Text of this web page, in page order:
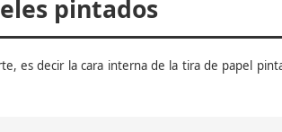
pintados
es decir la cara interna de la tira de papel